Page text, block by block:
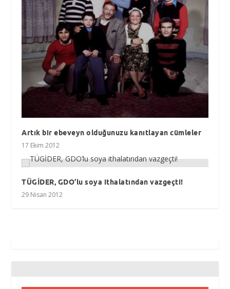
Artık bir ebeveyn olduğunuzu kanıtlayan cümleler
17 Ekim 2012
TÜGİDER, GDO’lu soya ithalatından vazgeçti!
29 Nisan 2012